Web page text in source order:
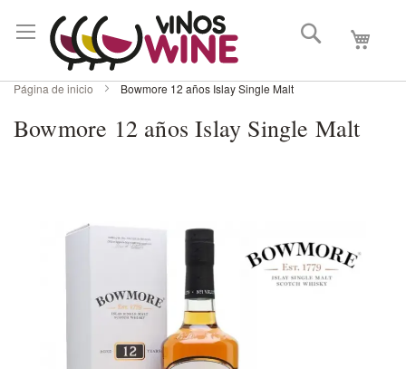
Mi
Buscar
Página de inicio Bowmore 12 años Islay Single Malt
Bowmore 12 años Islay Single Malt